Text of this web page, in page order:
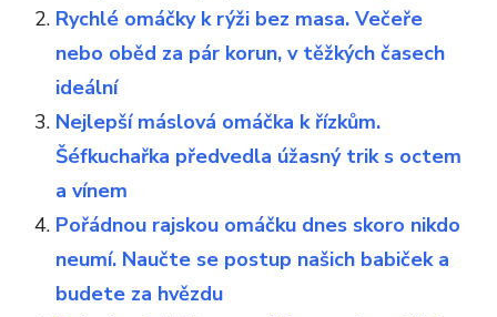
Rychlé omáčky k rýži bez masa. Večeře
nebo oběd za pár korun, v těžkých časech
ideální
Nejlepší máslová omáčka k řízkům.
Šéfkuchařka předvedla úžasný trik s octem
a vínem
Pořádnou rajskou omáčku dnes skoro nikdo
neumí. Naučte se postup našich babiček a
budete za hvězdu